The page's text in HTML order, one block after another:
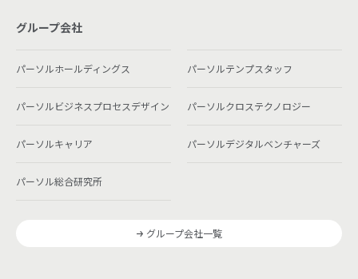
グループ会社
パーソルホールディングス パーソルテンプスタッフ
パーソルビジネスプロセスデザイン パーソルクロステクノロジー
パーソルキャリア パーソルデジタルベンチャーズ
パーソル総合研究所
グループ会社一覧